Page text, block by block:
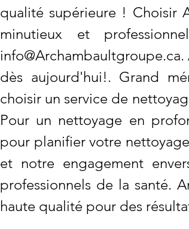
qualité supérieure ! Choisir
minutieux et
info@Archambaultgroupe.ca.
dès aujourd'hui!. Grand
choisir un service de
Pour un nettoyage en
pour planifier votre
et notre engagement
professionnels de la santé.
haute qualité pour des